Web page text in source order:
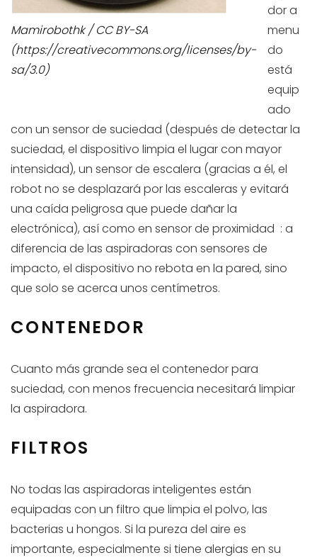
Mamirobothk / CC BY-SA
(https://creativecommons.org/licenses/by-
sa/3.0)
dor a
menu
do
está
equip
ado
con un sensor de suciedad (después de detectar la
suciedad, el dispositivo limpia el lugar con mayor
intensidad), un sensor de escalera (gracias a él, el
robot no se desplazará por las escaleras y evitará
una caída peligrosa que puede dañar la
electrónica), así como en sensor de proximidad : a
diferencia de las aspiradoras con sensores de
impacto, el dispositivo no rebota en la pared, sino
que solo se acerca unos centímetros.
CONTENEDOR
Cuanto más grande sea el contenedor para
suciedad, con menos frecuencia necesitará limpiar
la aspiradora.
FILTROS
No todas las aspiradoras inteligentes están
equipadas con un filtro que limpia el polvo, las
bacterias u hongos. Si la pureza del aire es
importante, especialmente si tiene alergias en su